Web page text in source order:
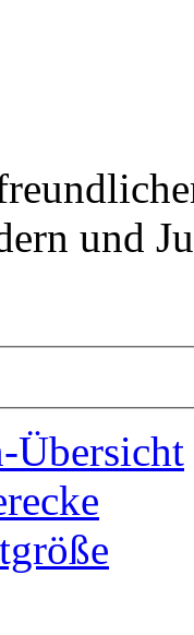
und
Übersicht